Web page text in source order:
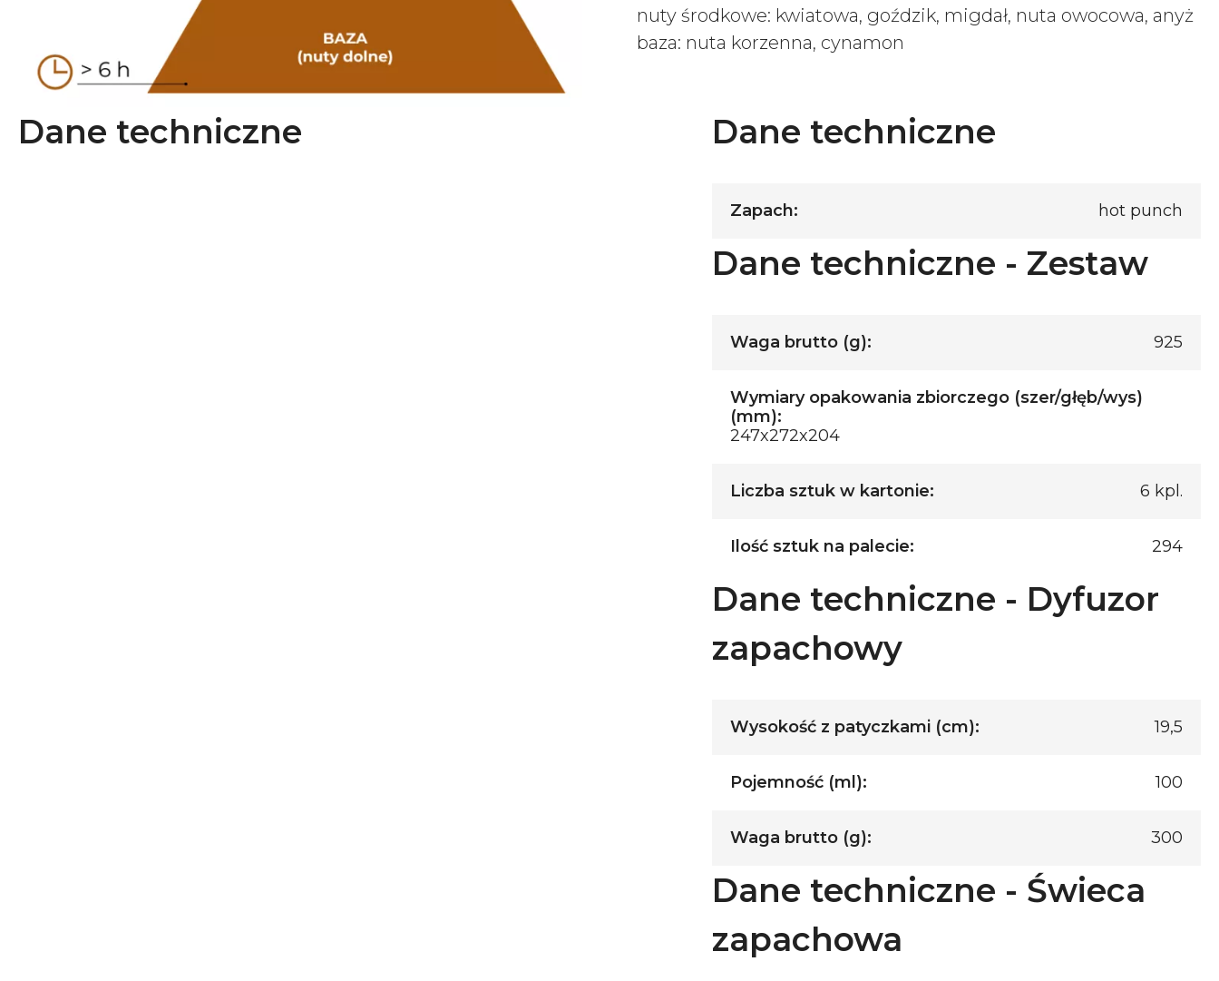
nuty środkowe: kwiatowa, goździk, migdał, nuta owocowa, anyż
baza: nuta korzenna, cynamon
Dane techniczne Dane techniczne
Zapach: hot punch
Dane techniczne - Zestaw
Waga brutto (g): 925
Wymiary opakowania zbiorczego (szer/głęb/wys)
(mm):
247x272x204
Liczba sztuk w kartonie: 6 kpl.
Ilość sztuk na palecie: 294
Dane techniczne - Dyfuzor
zapachowy
Wysokość z patyczkami (cm): 19,5
Pojemność (ml): 100
Waga brutto (g): 300
Dane techniczne - Świeca
zapachowa